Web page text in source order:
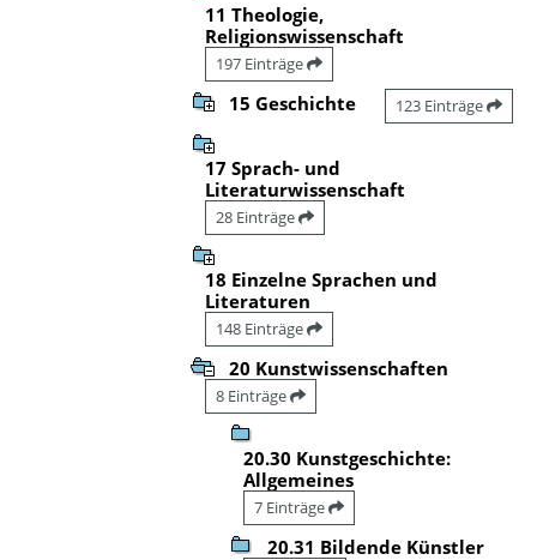
11 Theologie,
Religionswissenschaft
197 Einträge
15 Geschichte 123 Einträge
17 Sprach- und
Literaturwissenschaft
28 Einträge
18 Einzelne Sprachen und
Literaturen
148 Einträge
20 Kunstwissenschaften
8 Einträge
20.30 Kunstgeschichte:
Allgemeines
7 Einträge
20.31 Bildende Künstler